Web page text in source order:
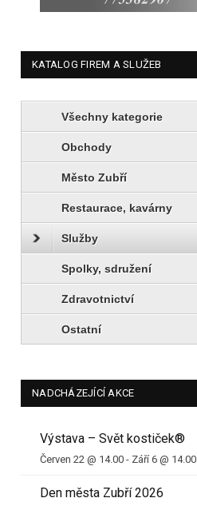
KATALOG FIREM A SLUŽEB
Všechny kategorie
Obchody
Město Zubří
Restaurace, kavárny
Služby
Spolky, sdružení
Zdravotnictví
Ostatní
NADCHÁZEJÍCÍ AKCE
Výstava – Svět kostiček®
Červen 22 @ 14.00 - Září 6 @ 14.00
Den města Zubří 2026